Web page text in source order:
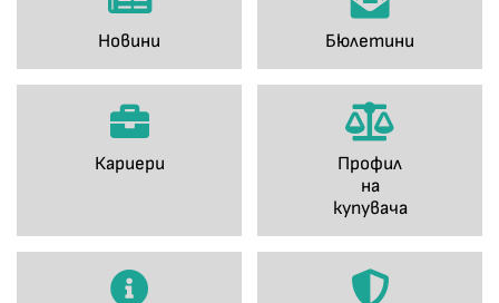
Новини Бюлетини
Кариери
Профил
на
купувача